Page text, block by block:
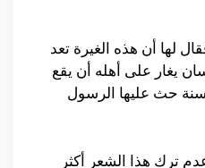
لها أن هذه الغيرة تعد
يغار على أهله أن يقع
حث عليها الرسول
ترك هذا الشعر أكثر